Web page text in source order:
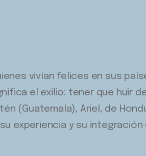
vivían felices en sus
el exilio: tener que huir
(Guatemala), Ariel, de
experiencia y su integración